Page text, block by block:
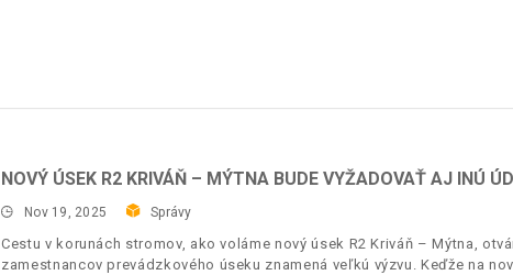
NOVÝ ÚSEK R2 KRIVÁŇ – MÝTNA BUDE VYŽADOVAŤ AJ INÚ
Nov 19, 2025 Správy
Cestu v korunách stromov, ako voláme nový úsek R2 Kriváň – Mýtna,
zamestnancov prevádzkového úseku znamená veľkú výzvu. Keďže na